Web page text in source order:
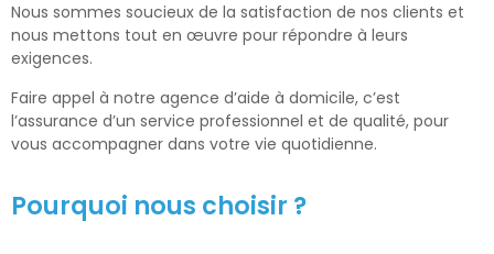
Nous sommes soucieux de la satisfaction de nos clients et
nous mettons tout en œuvre pour répondre à leurs
exigences.
Faire appel à notre agence d’aide à domicile, c’est
l’assurance d’un service professionnel et de qualité, pour
vous accompagner dans votre vie quotidienne.
Pourquoi nous choisir ?